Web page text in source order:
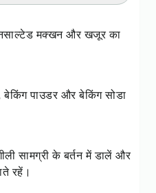
मक्खन और खजूर का
बेकिंग पाउडर और बेकिंग सोडा
सामग्री के बर्तन में डालें और
रहें।